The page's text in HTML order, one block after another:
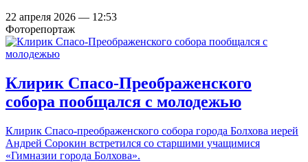
22 апреля 2026 — 12:53
Фоторепортаж
Клирик Спасо-Преображенского
собора пообщался с молодежью
Клирик Спасо-преображенского собора города Болхова иерей
Андрей Сорокин встретился со старшими учащимися
«Гимназии города Болхова».